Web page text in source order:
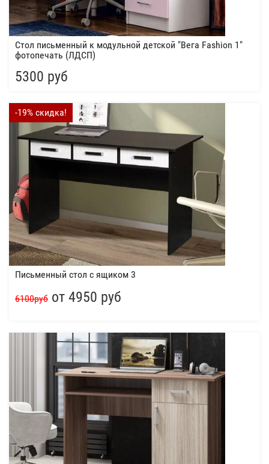
Стол письменный к модульной детской "Вега Fashion 1"
фотопечать (ЛДСП)
5300 руб
-19% скидка!
Письменный стол с ящиком 3
6100руб от 4950 руб